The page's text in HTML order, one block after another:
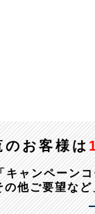
お客様は
ャンペーン
の他ご要望な